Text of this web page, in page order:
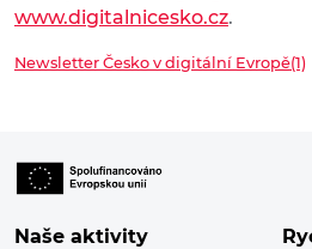
www.digitalnicesko.cz.
Newsletter Česko v digitální Evropě(1)
Naše aktivity